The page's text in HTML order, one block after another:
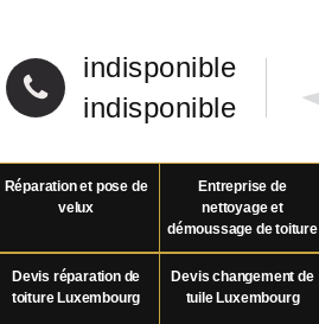
indisponible
indisponible
Réparation et pose de
velux
Entreprise de
nettoyage et
démoussage de toiture
Devis réparation de
toiture Luxembourg
Devis changement de
tuile Luxembourg